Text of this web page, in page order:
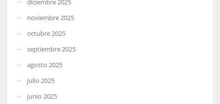
diciembre 2025
noviembre 2025
octubre 2025
septiembre 2025
agosto 2025
julio 2025
junio 2025